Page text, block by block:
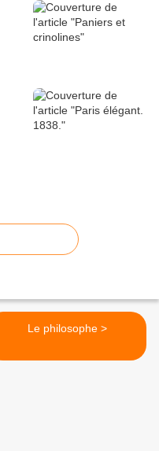
Le philosophe >